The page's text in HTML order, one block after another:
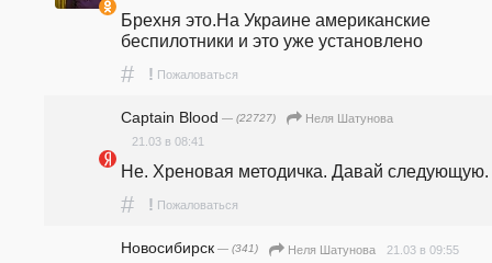
Брехня это.На Украине американские
беспилотники и это уже установлено
# ! Пожаловаться
Captain Blood — (22727)
Неля Шатунова
21.03 в 08:41
Не. Хреновая методичка. Давай следующую.
# ! Пожаловаться
Новосибирск — (341) Неля Шатунова 21.03 в 09:55